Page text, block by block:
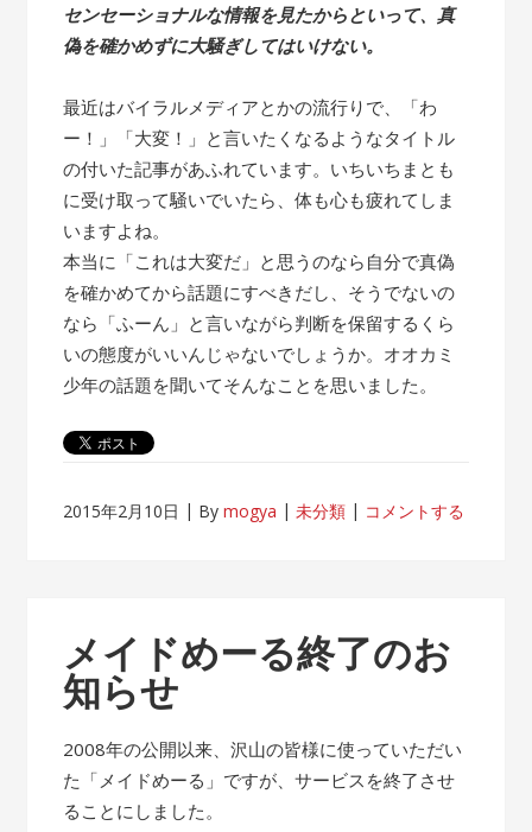
センセーショナルな情報を見たからといって、真
偽を確かめずに大騒ぎしてはいけない。
最近はバイラルメディアとかの流行りで、「わ
ー！」「大変！」と言いたくなるようなタイトル
の付いた記事があふれています。いちいちまとも
に受け取って騒いでいたら、体も心も疲れてしま
いますよね。
本当に「これは大変だ」と思うのなら自分で真偽
を確かめてから話題にすべきだし、そうでないの
なら「ふーん」と言いながら判断を保留するくら
いの態度がいいんじゃないでしょうか。オオカミ
少年の話題を聞いてそんなことを思いました。
2015年2月10日 Bymogya 未分類 コメントする
メイドめーる終了のお
知らせ
2008年の公開以来、沢山の皆様に使っていただい
た「メイドめーる」ですが、サービスを終了させ
ることにしました。